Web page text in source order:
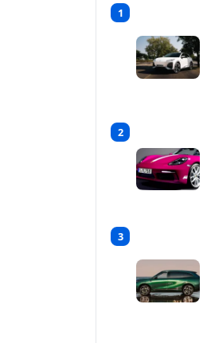
1
2
3